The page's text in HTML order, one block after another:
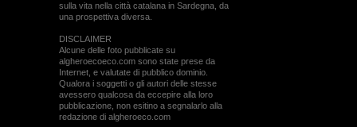
sulla vita nella città catalana in Sardegna, da
una prospettiva diversa.
DISCLAIMER
Alcune delle foto pubblicate su
algheroecoeco.com sono state prese da
Internet, e valutate di pubblico dominio.
Qualora i soggetti o gli autori delle stesse
avessero qualcosa da eccepire alla loro
pubblicazione, non esitino a segnalarlo alla
redazione di algheroeco.com